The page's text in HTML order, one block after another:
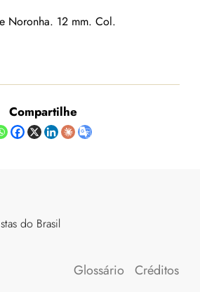
Noronha. 12 mm. Col.
Compartilhe
do Brasil
Glossário Créditos